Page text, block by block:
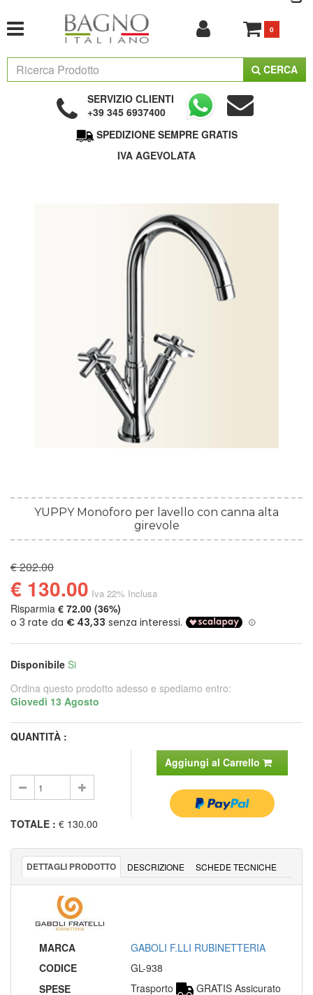
0
CERCA
SERVIZIO CLIENTI
+39 345 6937400
SPEDIZIONE SEMPRE GRATIS
IVA AGEVOLATA
YUPPY Monoforo per lavello con canna alta
girevole
€ 202.00
€ 130.00 Iva 22% Inclusa
Risparmia € 72.00 (36%)
Disponibile Si
Ordina questo prodotto adesso e spediamo entro:
Giovedì 13 Agosto
QUANTITÀ :
Aggiungi al Carrello
TOTALE : € 130.00
DETTAGLI PRODOTTO DESCRIZIONE SCHEDE TECNICHE
MARCA
GABOLI F.LLI RUBINETTERIA
CODICE
GL-938
SPESE
Trasporto
GRATIS Assicurato